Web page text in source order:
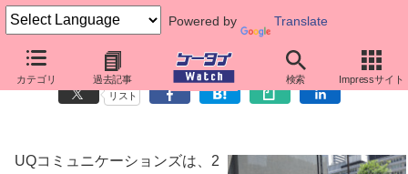
Powered by Translate
カテゴリ 過去記事 検索 Impressサイト
UQ、下り150Mbpsを記録した「WiMAX 2」フィールドテストを公開
リスト
UQコミュニケーションズは、2